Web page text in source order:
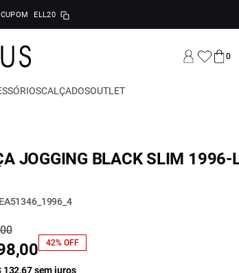
ELL20
0
CALÇADOSOUTLET
JOGGING BLACK SLIM 1996-
42% OFF
132,67 sem juros